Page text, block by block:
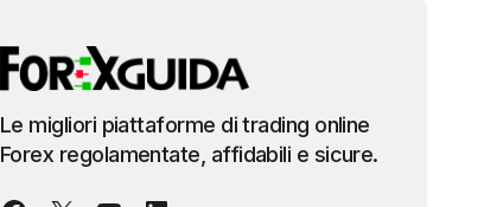
Le migliori piattaforme di trading online
Forex regolamentate, affidabili e sicure.